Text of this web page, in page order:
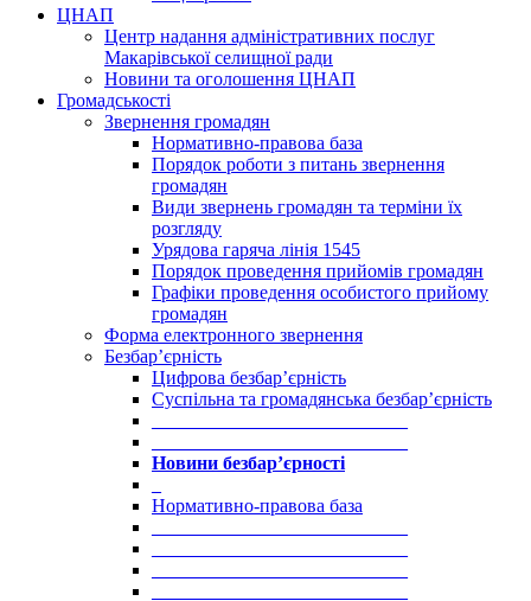
ЦНАП
Центр надання адміністративних послуг
Макарівської селищної ради
Новини та оголошення ЦНАП
Громадськості
Звернення громадян
Нормативно-правова база
Порядок роботи з питань звернення
громадян
Види звернень громадян та терміни їх
розгляду
Урядова гаряча лінія 1545
Порядок проведення прийомів громадян
Графіки проведення особистого прийому
громадян
Форма електронного звернення
Безбар’єрність
Цифрова безбар’єрність
Суспільна та громадянська безбар’єрність
Новини безбар’єрності
Нормативно-правова база